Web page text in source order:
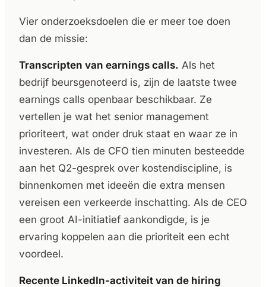
Vier onderzoeksdoelen die er meer toe doen
dan de missie:
Transcripten van earnings calls. Als het
bedrijf beursgenoteerd is, zijn de laatste twee
earnings calls openbaar beschikbaar. Ze
vertellen je wat het senior management
prioriteert, wat onder druk staat en waar ze in
investeren. Als de CFO tien minuten besteedde
aan het Q2-gesprek over kostendiscipline, is
binnenkomen met ideeën die extra mensen
vereisen een verkeerde inschatting. Als de CEO
een groot AI-initiatief aankondigde, is je
ervaring koppelen aan die prioriteit een echt
voordeel.
Recente LinkedIn-activiteit van de hiring